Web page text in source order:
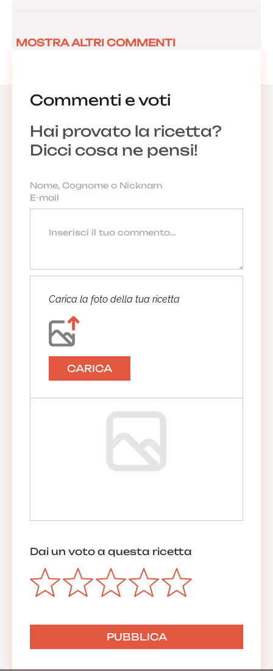
Commenti e voti
Hai provato la ricetta?
Dicci cosa ne pensi!
Carica la foto della tua ricetta
CARICA
Dai un voto a questa ricetta
MOSTRA ALTRI COMMENTI